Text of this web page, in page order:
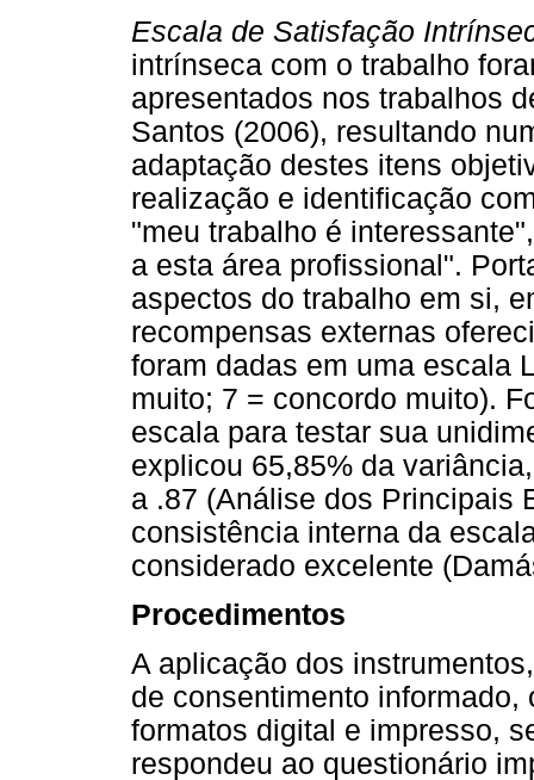
Escala de Satisfação
intrínseca com o trabalho
apresentados nos trabalhos
Santos (2006), resultando
adaptação destes itens
realização e identificação
"meu trabalho é
a esta área profissional".
aspectos do trabalho em si,
recompensas externas
foram dadas em uma escala
muito; 7 = concordo muito).
escala para testar sua
explicou 65,85% da
a .87 (Análise dos Principais
consistência interna da
considerado excelente
Procedimentos
A aplicação dos
de consentimento
formatos digital e impresso,
respondeu ao questionário